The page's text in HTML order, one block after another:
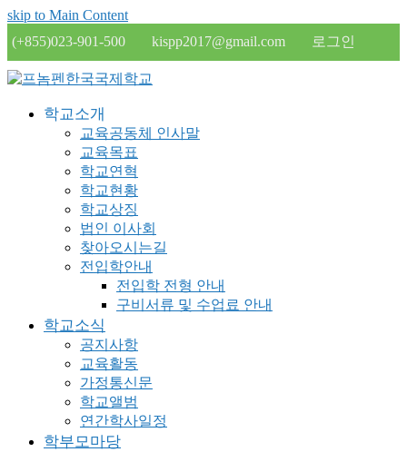
skip to Main Content
(+855)023-901-500
kispp2017@gmail.com 로그인
학교소개
교육공동체 인사말
교육목표
학교연혁
학교현황
학교상징
법인 이사회
찾아오시는길
전입학안내
전입학 전형 안내
구비서류 및 수업료 안내
학교소식
공지사항
교육활동
가정통신문
학교앨범
연간학사일정
학부모마당